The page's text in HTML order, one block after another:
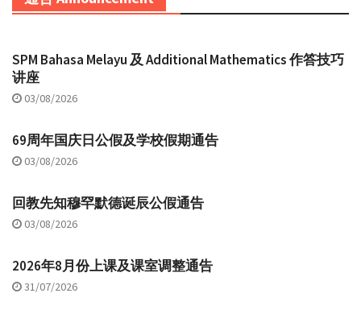
SPM Bahasa Melayu 及 Additional Mathematics 作答技巧
讲座
03/08/2026
69周年国庆日公假及学校假期通告
03/08/2026
回教先知穆罕默德诞辰公假通告
03/08/2026
2026年8月份上课及课室调整通告
31/07/2026